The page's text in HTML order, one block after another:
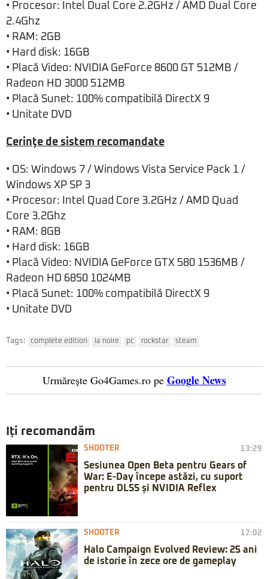
• Procesor: Intel Dual Core 2.2GHz / AMD Dual Core
2.4Ghz
• RAM: 2GB
• Hard disk: 16GB
• Placă Video: NVIDIA GeForce 8600 GT 512MB /
Radeon HD 3000 512MB
• Placă Sunet: 100% compatibilă DirectX 9
• Unitate DVD
Cerinţe de sistem recomandate
• OS: Windows 7 / Windows Vista Service Pack 1 /
Windows XP SP 3
• Procesor: Intel Quad Core 3.2GHz / AMD Quad
Core 3.2Ghz
• RAM: 8GB
• Hard disk: 16GB
• Placă Video: NVIDIA GeForce GTX 580 1536MB /
Radeon HD 6850 1024MB
• Placă Sunet: 100% compatibilă DirectX 9
• Unitate DVD
Tags: complete edition la noire pc rockstar steam
Urmărește Go4Games.ro pe Google News
Iți recomandăm
SHOOTER 13:29
Sesiunea Open Beta pentru Gears of
War: E-Day începe astăzi, cu suport
pentru DLSS și NVIDIA Reflex
SHOOTER 17:02
Halo Campaign Evolved Review: 25 ani
de istorie în zece ore de gameplay